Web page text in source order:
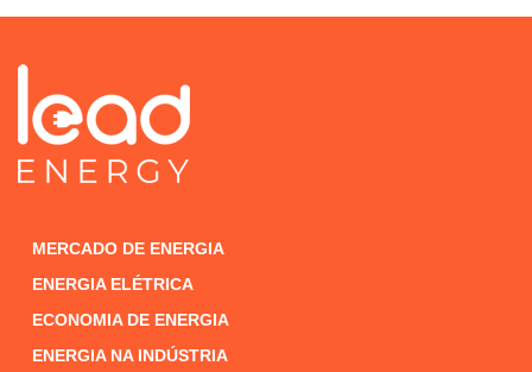
MERCADO DE ENERGIA
ENERGIA ELÉTRICA
ECONOMIA DE ENERGIA
ENERGIA NA INDÚSTRIA